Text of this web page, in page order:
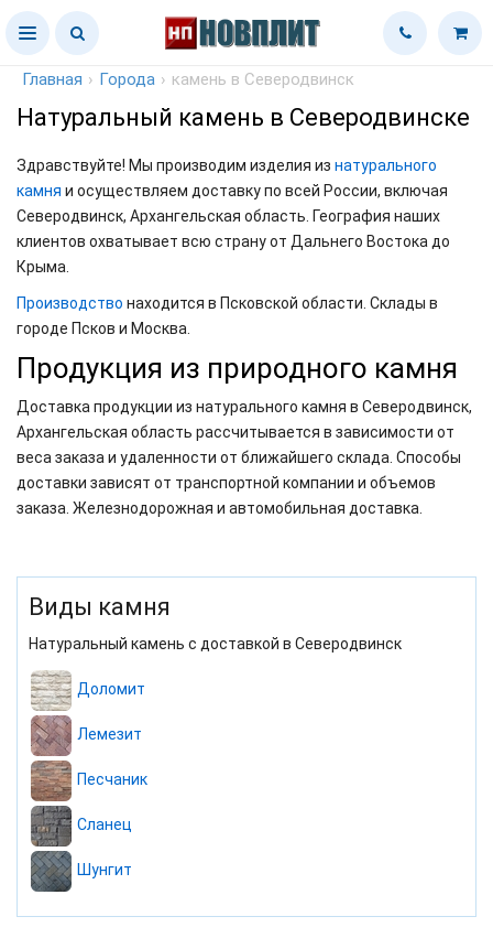
Главная › Города › камень в Северодвинск
Натуральный камень в Северодвинске
Здравствуйте! Мы производим изделия из натурального
камня и осуществляем доставку по всей России, включая
Северодвинск, Архангельская область. География наших
клиентов охватывает всю страну от Дальнего Востока до
Крыма.
Производство находится в Псковской области. Склады в
городе Псков и Москва.
Продукция из природного камня
Доставка продукции из натурального камня в Северодвинск,
Архангельская область рассчитывается в зависимости от
веса заказа и удаленности от ближайшего склада. Способы
доставки зависят от транспортной компании и объемов
заказа. Железнодорожная и автомобильная доставка.
Виды камня
Натуральный камень с доставкой в Северодвинск
Доломит
Лемезит
Песчаник
Сланец
Шунгит